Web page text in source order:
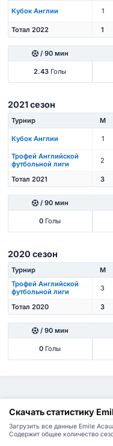
Кубок Англии 1
Тотал 2022 1
/ 90 мин
2.43 Голы
2021 сезон
Турнир М
Кубок Англии 1
Трофей Английской
футбольной лиги
2
Тотал 2021 3
/ 90 мин
0 Голы
2020 сезон
Турнир М
Трофей Английской
футбольной лиги
3
Тотал 2020 3
/ 90 мин
0 Голы
Скачать статистику
Загрузить все данные Emile
Содержит общее количество